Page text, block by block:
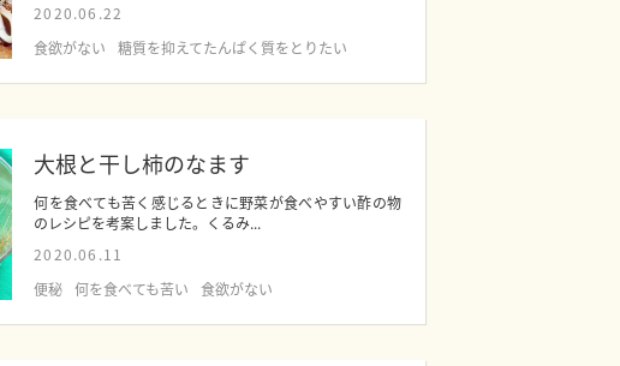
2020.06.22
食欲がない
糖質を抑えてたんぱく質をとりたい
大根と干し柿のなます
何を食べても苦く感じるときに野菜が食べやすい酢の物
のレシピを考案しました。くるみ...
2020.06.11
便秘 何を食べても苦い 食欲がない